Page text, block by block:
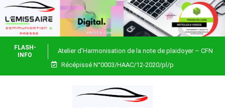
FLASH-
INFO
Atelier d’Harmonisation de la note de plaidoyer – CFN
Togo
Récépissé N°0003/HAAC/12-2020/pl/p